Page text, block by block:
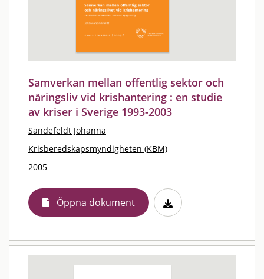
Samverkan mellan offentlig sektor och
näringsliv vid krishantering : en studie
av kriser i Sverige 1993-2003
Sandefeldt Johanna
Krisberedskapsmyndigheten (KBM)
2005
Öppna dokument